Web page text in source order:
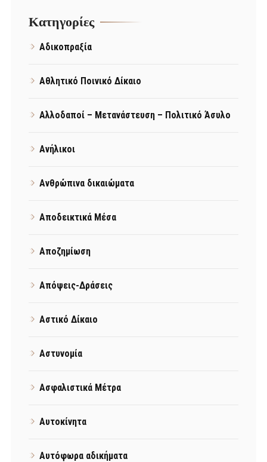
Kατηγορίες
Αδικοπραξία
Αθλητικό Ποινικό Δίκαιο
Αλλοδαποί – Μετανάστευση – Πολιτικό Άσυλο
Ανήλικοι
Ανθρώπινα δικαιώματα
Αποδεικτικά Μέσα
Αποζημίωση
Απόψεις-Δράσεις
Αστικό Δίκαιο
Αστυνομία
Ασφαλιστικά Μέτρα
Αυτοκίνητα
Αυτόφωρα αδικήματα